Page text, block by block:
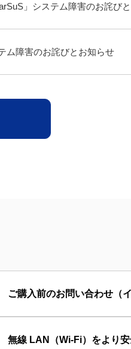
」システム障害のお詫び
ム障害のお詫びとお知らせ
ご購入前のお問い合わせ （
無線 LAN（Wi-Fi）をより